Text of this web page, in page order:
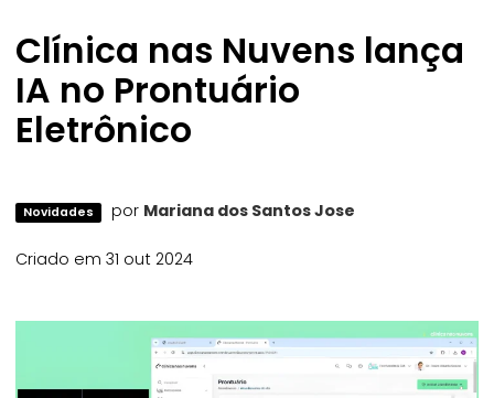
Clínica nas Nuvens lança
IA no Prontuário
Eletrônico
Novidades por Mariana dos Santos Jose
Criado em 31 out 2024